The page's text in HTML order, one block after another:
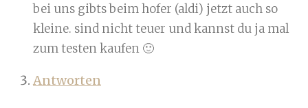
bei uns gibts beim hofer (aldi) jetzt auch so
kleine. sind nicht teuer und kannst du ja mal
zum testen kaufen 🙂
Antworten